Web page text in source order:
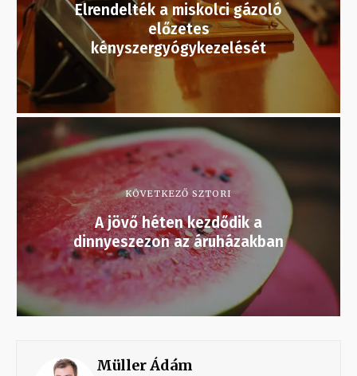
Elrendelték a miskolci gázoló
előzetes
kényszergyógykezelését
KÖVETKEZŐ SZTORI
A jövő héten kezdődik a
dinnyeszezon az áruházakban
Müller Ádám